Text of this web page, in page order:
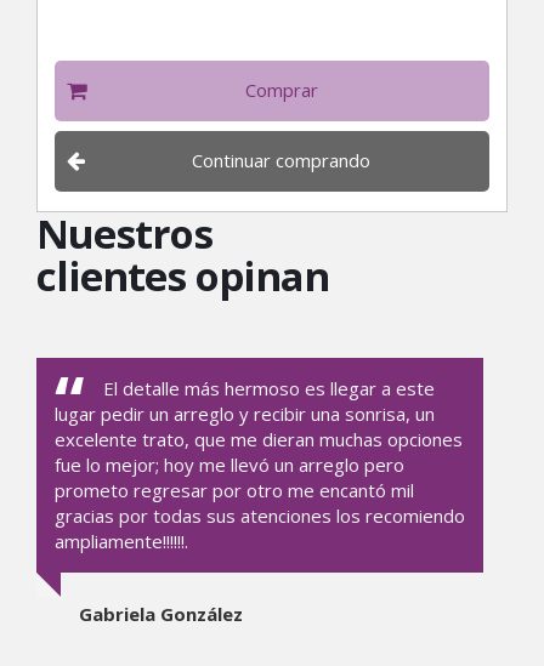
Comprar
Continuar comprando
Nuestros
clientes opinan
El detalle más hermoso es llegar a este
lugar pedir un arreglo y recibir una sonrisa, un
excelente trato, que me dieran muchas opciones
fue lo mejor; hoy me llevó un arreglo pero
prometo regresar por otro me encantó mil
gracias por todas sus atenciones los recomiendo
ampliamente!!!!!!.
Gabriela González